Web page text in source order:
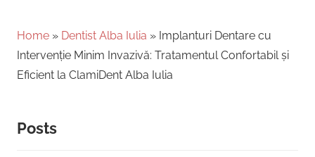
Home » Dentist Alba Iulia » Implanturi Dentare cu
Intervenție Minim Invazivă: Tratamentul Confortabil și
Eficient la ClamiDent Alba Iulia
Posts